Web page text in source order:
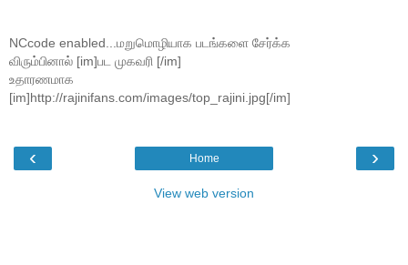
NCcode enabled...மறுமொழியாக படங்களை சேர்க்க
விரும்பினால் [im]பட முகவரி [/im]
உதாரணமாக
[im]http://rajinifans.com/images/top_rajini.jpg[/im]
‹ ›
Home
View web version